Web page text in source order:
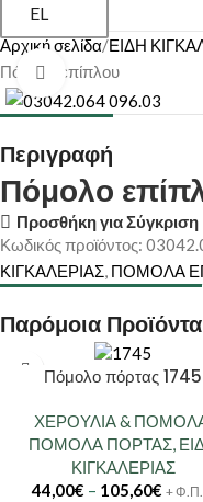
EL
Αρχική σελίδα ΕΙΔΗ
Πόμολο επίπλου
Κάντε κλικ για
Περιγραφή
Πόμολο
Προσθήκη για Σύγκριση
Κωδικός προϊόντος:
ΚΙΓΚΑΛΕΡΙΑΣ, ΠΟΜΟΛΑ
Παρόμοια Προϊόντα
Πόμολο πόρτας 1745
ΧΕΡΟΥΛΙΑ &
ΠΟΜΟΛΑ ΠΟΡΤΑΣ
ΚΙΓΚΑΛΕΡΙΑΣ
44,00€ – 105,60€ +